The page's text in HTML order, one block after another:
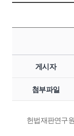
게시자
첨부파일
헌법재판연구